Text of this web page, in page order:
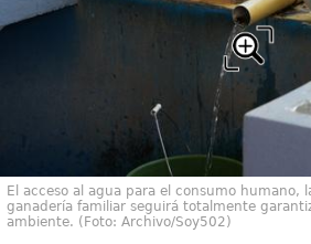
El acceso al agua para el consumo humano,
ganadería familiar seguirá totalmente
ambiente. (Foto: Archivo/Soy502)